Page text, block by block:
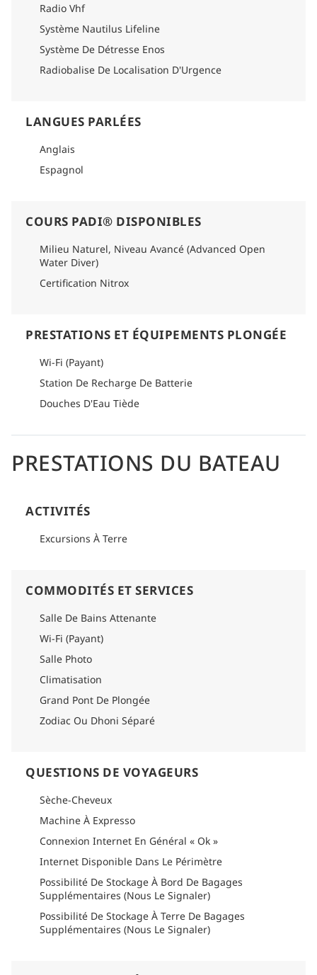
Radio Vhf
Système Nautilus Lifeline
Système De Détresse Enos
Radiobalise De Localisation D'Urgence
LANGUES PARLÉES
Anglais
Espagnol
COURS PADI® DISPONIBLES
Milieu Naturel, Niveau Avancé (Advanced Open
Water Diver)
Certification Nitrox
PRESTATIONS ET ÉQUIPEMENTS PLONGÉE
Wi-Fi (Payant)
Station De Recharge De Batterie
Douches D'Eau Tiède
PRESTATIONS DU BATEAU
ACTIVITÉS
Excursions À Terre
COMMODITÉS ET SERVICES
Salle De Bains Attenante
Wi-Fi (Payant)
Salle Photo
Climatisation
Grand Pont De Plongée
Zodiac Ou Dhoni Séparé
QUESTIONS DE VOYAGEURS
Sèche-Cheveux
Machine À Expresso
Connexion Internet En Général « Ok »
Internet Disponible Dans Le Périmètre
Possibilité De Stockage À Bord De Bagages
Supplémentaires (Nous Le Signaler)
Possibilité De Stockage À Terre De Bagages
Supplémentaires (Nous Le Signaler)